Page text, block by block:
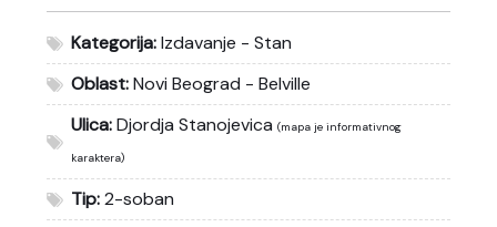
Kategorija:Izdavanje - Stan
Oblast:Novi Beograd - Belville
Ulica:Djordja Stanojevica (mapa je informativnog
karaktera)
Tip:2-soban